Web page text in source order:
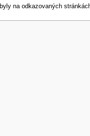
na odkazovaných